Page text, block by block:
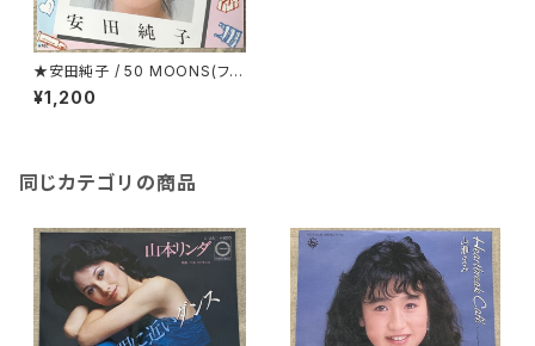
★安田純子 / 50 MOONS(フィ
フティ・ムーン)
¥1,200
同じカテゴリの商品